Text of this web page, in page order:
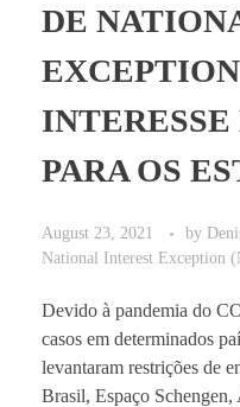
DE
PARA OS
August 23, 2021 by
National Interest Exception
Devido à pandemia do
casos em determinados
levantaram restrições de
Brasil, Espaço